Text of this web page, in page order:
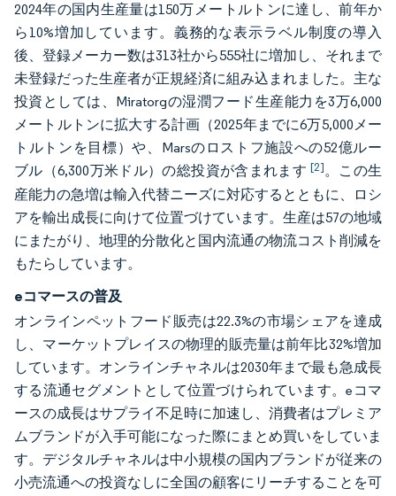
2024年の国内生産量は150万メートルトンに達し、前年か
ら10%増加しています。義務的な表示ラベル制度の導入
後、登録メーカー数は313社から555社に増加し、それまで
未登録だった生産者が正規経済に組み込まれました。主な
投資としては、Miratorgの湿潤フード生産能力を3万6,000
メートルトンに拡大する計画（2025年までに6万5,000メー
トルトンを目標）や、Marsのロストフ施設への52億ルー
ブル（6,300万米ドル）の総投資が含まれます [2]。この生
産能力の急増は輸入代替ニーズに対応するとともに、ロシ
アを輸出成長に向けて位置づけています。生産は57の地域
にまたがり、地理的分散化と国内流通の物流コスト削減を
もたらしています。
eコマースの普及
オンラインペットフード販売は22.3%の市場シェアを達成
し、マーケットプレイスの物理的販売量は前年比32%増加
しています。オンラインチャネルは2030年まで最も急成長
する流通セグメントとして位置づけられています。eコマ
ースの成長はサプライ不足時に加速し、消費者はプレミア
ムブランドが入手可能になった際にまとめ買いをしていま
す。デジタルチャネルは中小規模の国内ブランドが従来の
小売流通への投資なしに全国の顧客にリーチすることを可